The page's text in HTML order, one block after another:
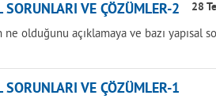
VE ÇÖZÜMLER-2 28
ne olduğunu açıklamaya ve bazı yapısal
VE ÇÖZÜMLER-1